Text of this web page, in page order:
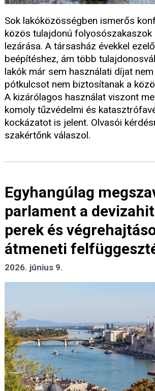
Sok lakóközösségben ismerős
közös tulajdonú folyosószakaszok
lezárása. A társasház évekkel
beépítéshez, ám több
lakók már sem használati díjat
pótkulcsot nem biztosítanak a
A kizárólagos használat viszont
komoly tűzvédelmi és
kockázatot is jelent. Olvasói
szakértőnk válaszol.
Egyhangúlag
parlament a
perek és
átmeneti
2026. június 9.